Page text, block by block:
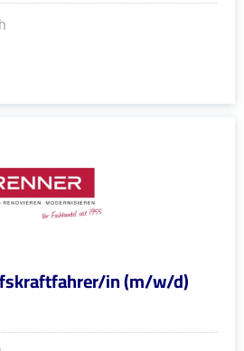
in (m/w/d)